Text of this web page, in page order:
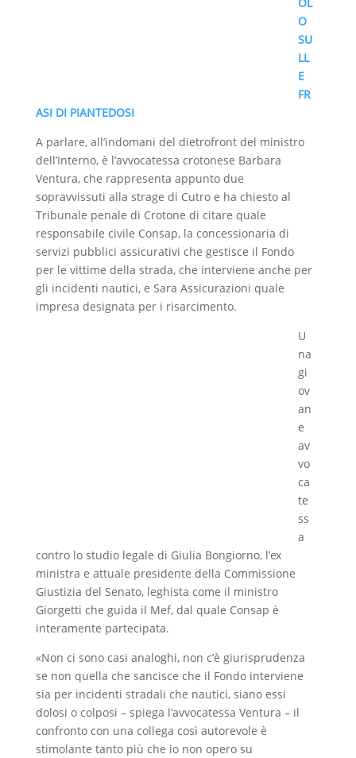
OL
O
SU
LL
E
FR
ASI DI PIANTEDOSI
A parlare, all’indomani del dietrofront del ministro
dell’Interno, è l’avvocatessa crotonese Barbara
Ventura, che rappresenta appunto due
sopravvissuti alla strage di Cutro e ha chiesto al
Tribunale penale di Crotone di citare quale
responsabile civile Consap, la concessionaria di
servizi pubblici assicurativi che gestisce il Fondo
per le vittime della strada, che interviene anche per
gli incidenti nautici, e Sara Assicurazioni quale
impresa designata per i risarcimento.
U
na
gi
ov
an
e
av
vo
ca
te
ss
a
contro lo studio legale di Giulia Bongiorno, l’ex
ministra e attuale presidente della Commissione
Giustizia del Senato, leghista come il ministro
Giorgetti che guida il Mef, dal quale Consap è
interamente partecipata.
«Non ci sono casi analoghi, non c’è giurisprudenza
se non quella che sancisce che il Fondo interviene
sia per incidenti stradali che nautici, siano essi
dolosi o colposi – spiega l’avvocatessa Ventura – il
confronto con una collega così autorevole è
stimolante tanto più che io non opero su